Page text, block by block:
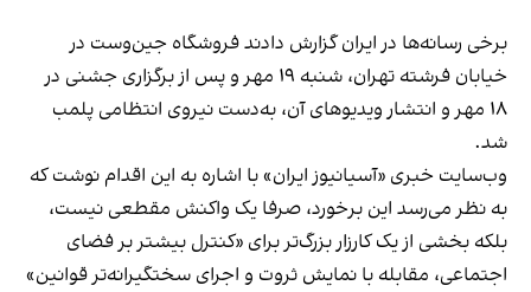
برخی رسانه‌ها در ایران گزارش دادند فروشگاه جین‌وست در
خیابان فرشته تهران، شنبه ۱۹ مهر و پس از برگزاری جشنی در
۱۸ مهر و انتشار ویدیوهای آن، به‌دست نیروی انتظامی پلمب
شد.
وب‌سایت خبری «آسیانیوز ایران» با اشاره به این اقدام نوشت که
به نظر می‌رسد این برخورد، صرفا یک واکنش مقطعی نیست،
بلکه بخشی از یک کارزار بزرگ‌تر برای «کنترل بیشتر بر فضای
اجتماعی، مقابله با نمایش ثروت و اجرای سختگیرانه‌تر قوانین»